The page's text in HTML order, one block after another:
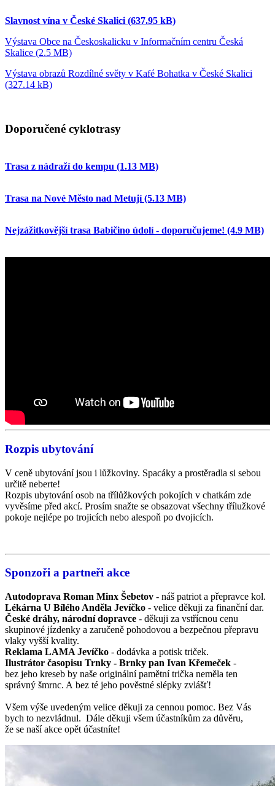
Slavnost vína v České Skalici (637.95 kB)
Výstava Obce na Českoskalicku v Informačním centru Česká
Skalice (2.5 MB)
Výstava obrazů Rozdílné světy v Kafé Bohatka v České Skalici
(327.14 kB)
Doporučené cyklotrasy
Trasa z nádraží do kempu (1.13 MB)
Trasa na Nové Město nad Metují (5.13 MB)
Nejzážitkovější trasa Babičino údolí - doporučujeme! (4.9 MB)
Rozpis ubytování
V ceně ubytování jsou i lůžkoviny. Spacáky a prostěradla si sebou
určitě neberte!
Rozpis ubytování osob na třílůžkových pokojích v chatkám zde
vyvěsíme před akcí. Prosím snažte se obsazovat všechny třílužkové
pokoje nejlépe po trojicích nebo alespoň po dvojicích.
Sponzoři a partneři akce
Autodoprava Roman Minx Šebetov - náš patriot a přepravce kol.
Lékárna U Bílého Anděla Jevíčko - velice děkuji za finanční dar.
České dráhy, národní dopravce - děkuji za vstřícnou cenu
skupinové jízdenky a zaručeně pohodovou a bezpečnou přepravu
vlaky vyšší kvality.
Reklama LAMA Jevíčko - dodávka a potisk triček.
Ilustrátor časopisu Trnky - Brnky pan Ivan Křemeček -
bez jeho kreseb by naše originální pamětní trička neměla ten
správný šmrnc. A bez té jeho pověstné slépky zvlášť!
Všem výše uvedeným velice děkuji za cennou pomoc. Bez Vás
bych to nezvládnul. Dále děkuji všem účastníkům za důvěru,
že se naší akce opět účastníte!